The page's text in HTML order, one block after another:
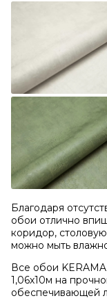
Благодаря
обои отлично
коридор,
можно мыть
Все обои
1,06х10м на
обеспечивающей